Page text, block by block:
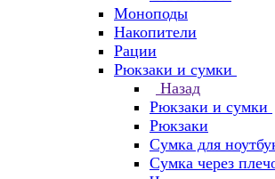
Моноподы
Накопители
Рации
Рюкзаки и сумки
Назад
Рюкзаки и сумки
Рюкзаки
Сумка для
Сумка через